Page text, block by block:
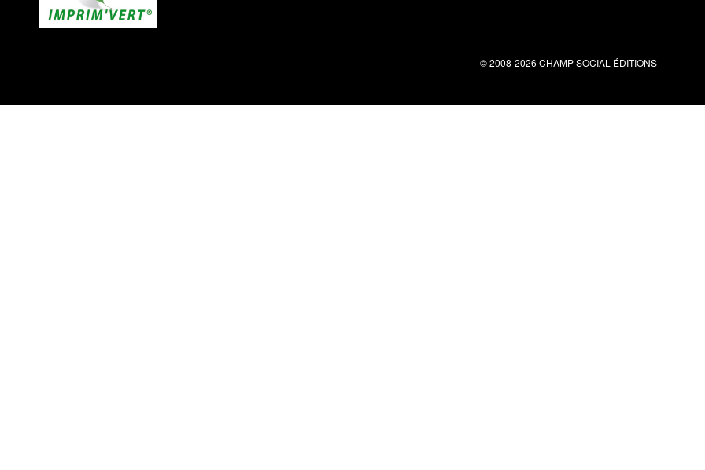
© 2008-2026 CHAMP SOCIAL ÉDITIONS